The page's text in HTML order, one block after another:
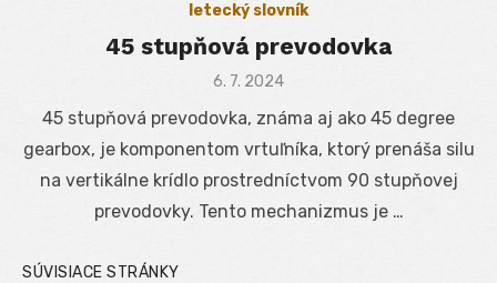
letecký slovník
45 stupňová prevodovka
Posted
6. 7. 2024
45 stupňová prevodovka, známa aj ako 45 degree
gearbox, je komponentom vrtuľníka, ktorý prenáša silu
na vertikálne krídlo prostredníctvom 90 stupňovej
prevodovky. Tento mechanizmus je …
SÚVISIACE STRÁNKY